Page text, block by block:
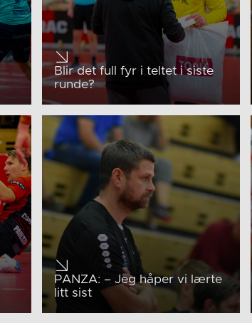
Blir det full fyr i teltet i siste
runde?
PANZA: – Jeg håper vi lærte
litt sist